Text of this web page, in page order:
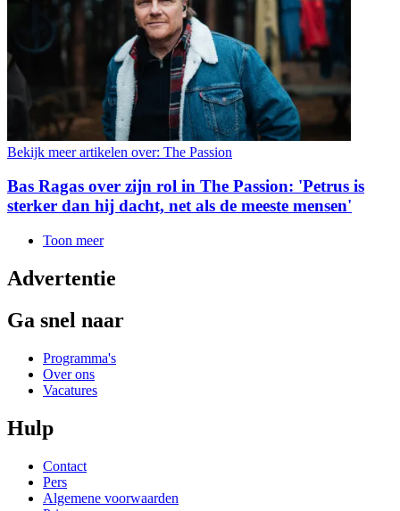
Bekijk meer artikelen over: The Passion
Bas Ragas over zijn rol in The Passion: 'Petrus is
sterker dan hij dacht, net als de meeste mensen'
Toon meer
Advertentie
Ga snel naar
Programma's
Over ons
Vacatures
Hulp
Contact
Pers
Algemene voorwaarden